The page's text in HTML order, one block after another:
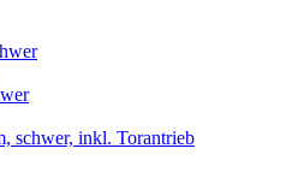
schwer, inkl. Torantrieb